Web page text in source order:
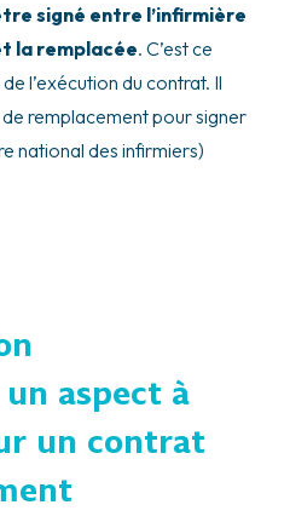
signé entre l’infirmière
la remplacée. C’est ce
l’exécution du contrat. Il
remplacement pour signer
national des infirmiers)
aspect à
un contrat